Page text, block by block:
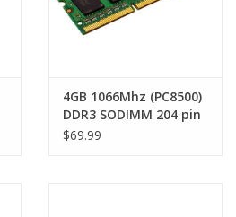
4GB 1066Mhz (PC8500)
DDR3 SODIMM 204 pin
RAM Module
$69.99